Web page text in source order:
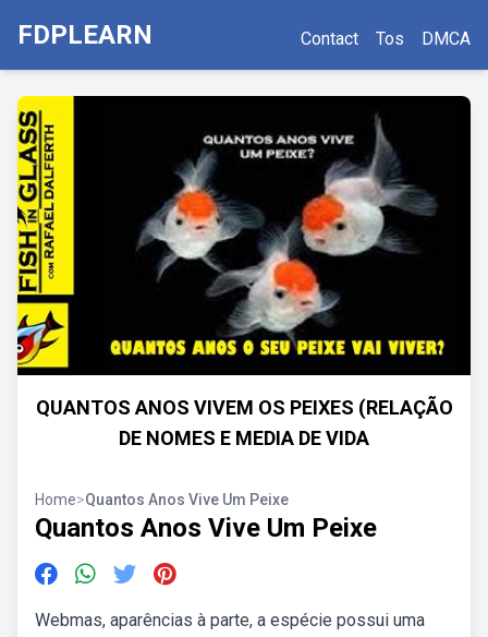
FDPLEARN Contact Tos DMCA
QUANTOS ANOS VIVEM OS PEIXES (RELAÇÃO
DE NOMES E MEDIA DE VIDA
Home>Quantos Anos Vive Um Peixe
Quantos Anos Vive Um Peixe
Webmas, aparências à parte, a espécie possui uma